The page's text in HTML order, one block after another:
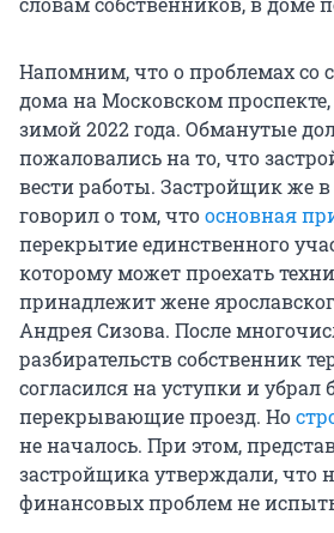
Напомним, что о проблемах со
дома на Московском проспекте,
зимой 2022 года. Обманутые
пожаловались на то, что
вести работы. Застройщик же
говорил о том, чтоосновная
перекрытие единственного
которому может проехать
принадлежит жене
Андрея Сизова. После
разбирательств собственник
согласился на уступки и убрал
перекрывающие проезд. Но
не началось. При этом,
застройщика утверждали, что
финансовых проблем не